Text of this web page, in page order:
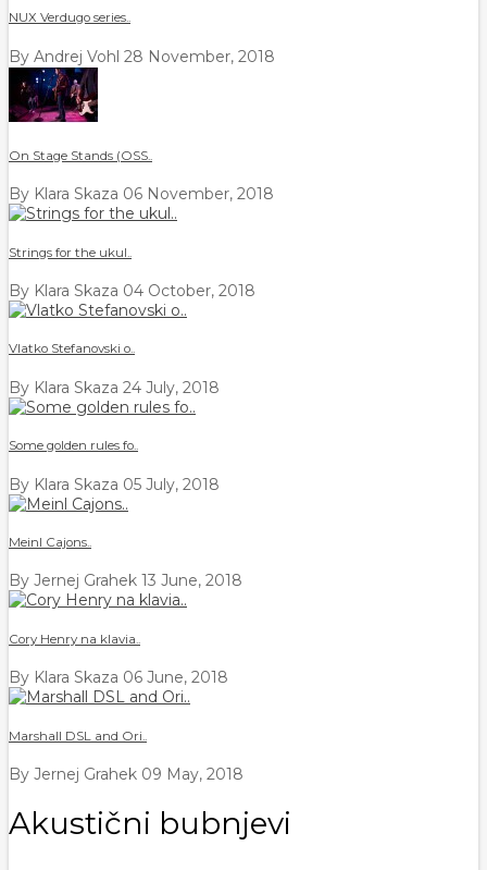
NUX Verdugo series..
By Andrej Vohl 28 November, 2018
On Stage Stands (OSS..
By Klara Skaza 06 November, 2018
Strings for the ukul..
By Klara Skaza 04 October, 2018
Vlatko Stefanovski o..
By Klara Skaza 24 July, 2018
Some golden rules fo..
By Klara Skaza 05 July, 2018
Meinl Cajons..
By Jernej Grahek 13 June, 2018
Cory Henry na klavia..
By Klara Skaza 06 June, 2018
Marshall DSL and Ori..
By Jernej Grahek 09 May, 2018
Akustični bubnjevi